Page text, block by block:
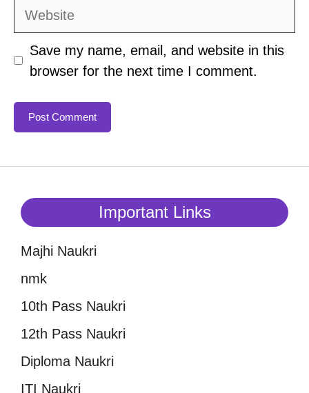
Website
Save my name, email, and website in this
browser for the next time I comment.
Important Links
Majhi Naukri
nmk
10th Pass Naukri
12th Pass Naukri
Diploma Naukri
ITI Naukri